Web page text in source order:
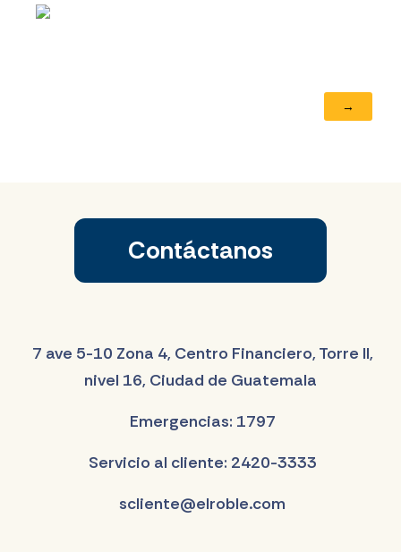
Contáctanos
7 ave 5-10 Zona 4, Centro Financiero, Torre II,
nivel 16, Ciudad de Guatemala
Emergencias: 1797
Servicio al cliente: 2420-3333
scliente@elroble.com